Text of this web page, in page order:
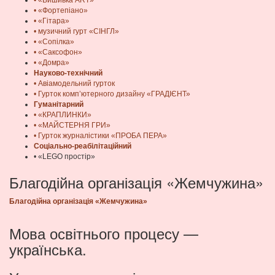
• «Фортепіано»
• «Гітара»
• музичний гурт «СІНГЛ»
• «Сопілка»
• «Саксофон»
• «Домра»
Науково-технічний
• Авіамодельний гурток
• Гурток комп’ютерного дизайну «ГРАДІЄНТ»
Гуманітарний
• «КРАПЛИНКИ»
• «МАЙСТЕРНЯ ГРИ»
• Гурток журналістики «ПРОБА ПЕРА»
Соціально-реабілітаційний
• «LEGO простір»
Благодійна організація «Жемчужина»
Благодійна організація «Жемчужина»
Мова освітнього процесу —
українська.